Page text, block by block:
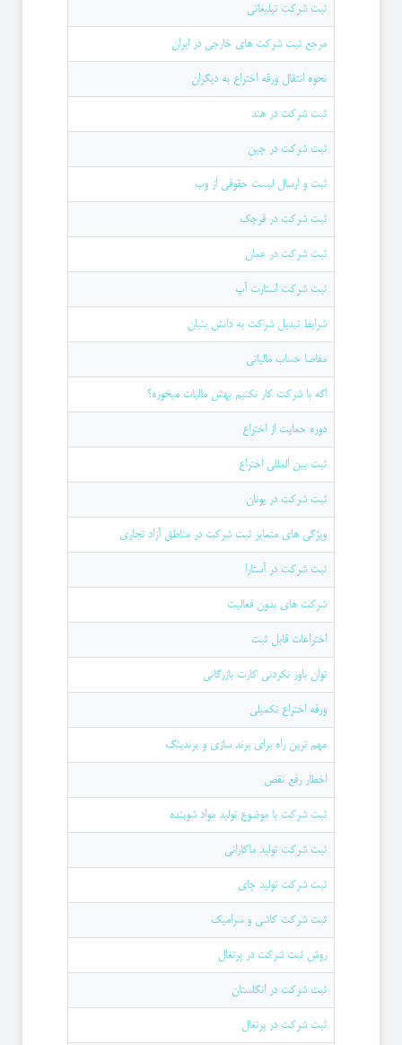
ثبت شرکت تبلیغاتی
مرجع ثبت شرکت های خارجی در ایران
نحوه انتقال ورقه اختراع به دیگران
ثبت شرکت در هند
ثبت شرکت در چین
ثبت و ارسال لیست حقوقی از وب
ثبت شرکت در قرچک
ثبت شرکت در عمان
ثبت شرکت استارت آپ
شرایط تبدیل شرکت به دانش بنیان
مفاصا حساب مالیاتی
اگه با شركت كار نكنيم بهش ماليات ميخوره؟
دوره حمایت از اختراع
ثبت بین المللی اختراع
ثبت شرکت در یونان
ویژگی های متمایز ثبت شرکت در مناطق آزاد تجاری
ثبت شرکت در آستارا
شرکت های بدون فعالیت
اختراعات قابل ثبت
توان باور نکردنی کارت بازرگانی
ورقه اختراع تکمیلی
مهم ترین راه برای برند سازی و برندینگ
اخطار رفع نقص
ثبت شرکت با موضوع تولید مواد شوینده
ثبت شرکت تولید ماکارانی
ثبت شرکت تولید چای
ثبت شرکت کاشی و سرامیک
روش ثبت شرکت در پرتغال
ثبت شرکت در انگلستان
ثبت شرکت در پرتغال